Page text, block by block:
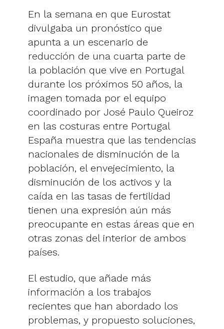
En la semana en que Eurostat
divulgaba un pronóstico que
apunta a un escenario de
reducción de una cuarta parte de
la población que vive en Portugal
durante los próximos 50 años, la
imagen tomada por el equipo
coordinado por José Paulo Queiroz
en las costuras entre Portugal
España muestra que las tendencias
nacionales de disminución de la
población, el envejecimiento, la
disminución de los activos y la
caída en las tasas de fertilidad
tienen una expresión aún más
preocupante en estas áreas que en
otras zonas del interior de ambos
países.
El estudio, que añade más
información a los trabajos
recientes que han abordado los
problemas, y propuesto soluciones,